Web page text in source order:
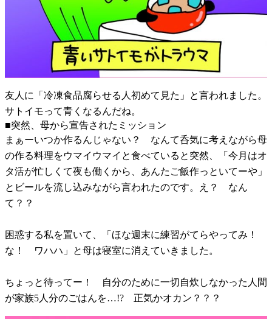
友人に「冷凍食品腐らせる人初めて見た」と言われました。
サトイモって青くなるんだね。
■突然、母から宣告されたミッション
まぁーいつか作るんじゃない？ なんて呑気に考えながら母
の作る料理をウマイウマイと食べていると突然、「今月はオ
タ活が忙しくて夜も働くから、あんたご飯作っといてーや」
とビールを流し込みながら言われたのです。え？ なん
て？？
困惑する私を置いて、「ほな週末に練習がてらやってみ！
な！ ワハハ」と母は寝室に消えていきました。
ちょっと待ってー！ 自分のために一切自炊しなかった人間
が家族5人分のごはんを…!? 正気かオカン？？？